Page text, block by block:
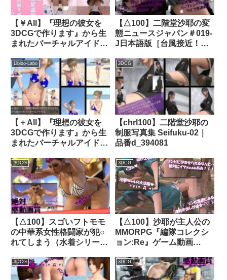
品番d_449334
【￥All】『理想の彼女を
3DCGで作ります』から生
まれたバーチャルアイドル
校内廊下編★1日目｜
d_491093│ Libido-Labo
【△100】二階堂沙耶の変
態ニュースジャパン＃019-
J日本語版［台風接近！エ
ーが出社できずピンチヒッ
ター！スケベ掃除ロボによ
る盗撮！PV02純白Tバッ
ク］｜d_443120│ Libido-
Labo
Libido-Labo
【＋All】『理想の彼女を
3DCGで作ります』から生
まれたバーチャルアイドル
ぐり）」のグラドル撮影風
写真集:Gradol_67｜
d_316825│ Libido-Labo
3DCG
【chrl100】二階堂沙耶の
制服写真集 Seifuku-02｜
品番d_394081
3DCG
【△100】スゴいフトモモ
の中華系女性格闘家が犯○
れてしまう（水着シリーズ
d_281913│ Libido-Labo
3DCG
【△100】沙耶が主人公の
MMORPG『編隊コレクシ
ョン:Re』ゲーム動画
るレ○プ被害に遭ってしま
う:バック）｜d_746278
3DCG 3DCG